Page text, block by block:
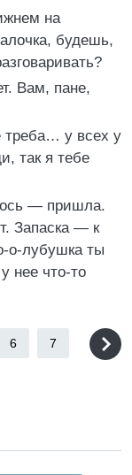
на
будешь,
Вам, пане,
у всех у
так я тебе
— пришла.
Запаска — к
о-лубушка ты
нее что-то
6 7